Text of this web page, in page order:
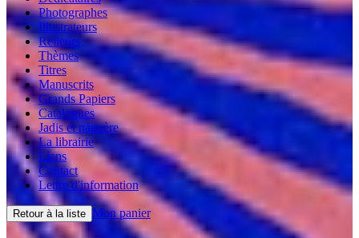
Photographes
Illustrateurs
Relieurs
Thèmes
Titres
Manuscrits
Grands Papiers
Catalogues
Jadis et naguère
La librairie
Liens
Contact
Lettre d'information
Retour à la liste Mon panier